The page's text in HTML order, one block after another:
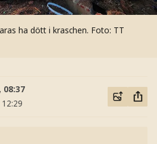
ha dött i kraschen. Foto: TT
08:37